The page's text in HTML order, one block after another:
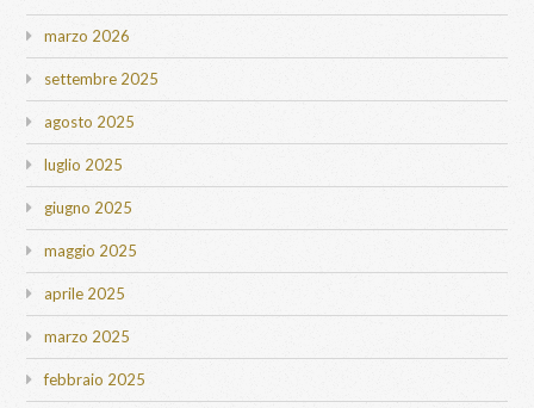
marzo 2026
settembre 2025
agosto 2025
luglio 2025
giugno 2025
maggio 2025
aprile 2025
marzo 2025
febbraio 2025